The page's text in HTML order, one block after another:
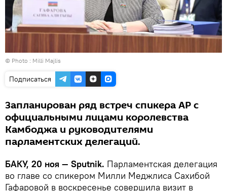
© Photo : Milli Majlis
Подписаться
Запланирован ряд встреч спикера АР с
официальными лицами королевства
Камбоджа и руководителями
парламентских делегаций.
БАКУ, 20 ноя — Sputnik. Парламентская делегация
во главе со спикером Милли Меджлиса Сахибой
Гафаровой в воскресенье совершила визит в